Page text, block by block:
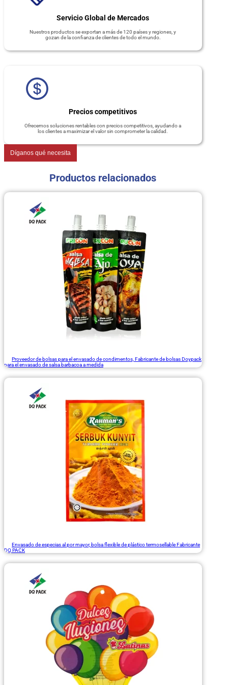
Servicio Global de Mercados
Nuestros productos se exportan a más de 120 países y regiones, y
gozan de la confianza de clientes de todo el mundo.
Precios competitivos
Ofrecemos soluciones rentables con precios competitivos, ayudando a
los clientes a maximizar el valor sin comprometer la calidad.
Díganos qué necesita
Productos relacionados
Proveedor de bolsas para el envasado de condimentos, Fabricante de bolsas Doypack
para el envasado de salsa barbacoa a medida
Envasado de especias al por mayor, bolsa flexible de plástico termosellable Fabricante
DQ PACK